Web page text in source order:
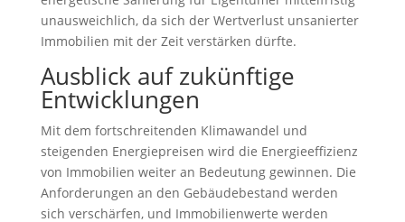
unausweichlich, da sich der Wertverlust unsanierter
Immobilien mit der Zeit verstärken dürfte.
Ausblick auf zukünftige
Entwicklungen
Mit dem fortschreitenden Klimawandel und
steigenden Energiepreisen wird die Energieeffizienz
von Immobilien weiter an Bedeutung gewinnen. Die
Anforderungen an den Gebäudebestand werden
sich verschärfen, und Immobilienwerte werden